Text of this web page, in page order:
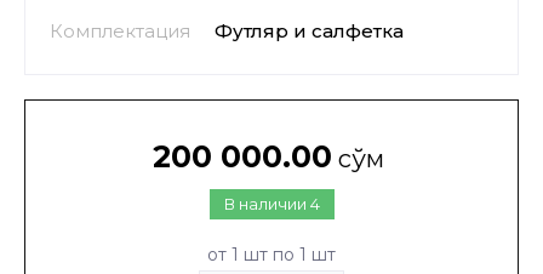
Комплектация Футляр и салфетка
В наличии 4
200 000.00 сўм
от 1 шт по 1 шт